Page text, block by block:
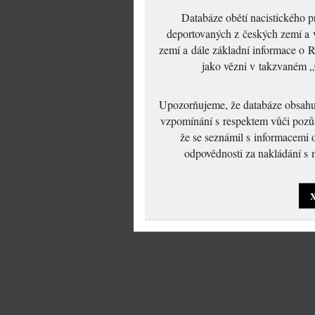
Databáze obětí nacistického
deportovaných z českých zemí
zemí a dále základní informace o
jako vězni v takzvaném
Upozorňujeme, že databáze
vzpomínání s respektem vůči
že se seznámil s
odpovědnosti za nakládání